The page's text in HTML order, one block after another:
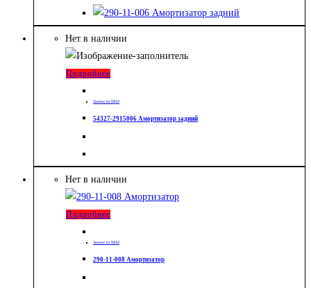
Нет в наличии
Подробнее
Запчасти МАЗ
54327-2915006 Амортизатор задний
Нет в наличии
Подробнее
Запчасти МАЗ
290-11-008 Амортизатор